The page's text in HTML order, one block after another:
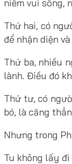
niềm vui sống,
Thứ hai, có
để nhận diện
Thứ ba, nhiều
lành. Điều đó
Thứ tư, có
bó, là căng
Nhưng trong
Tu không lấy